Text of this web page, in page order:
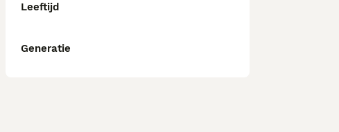
Leeftijd
Generatie